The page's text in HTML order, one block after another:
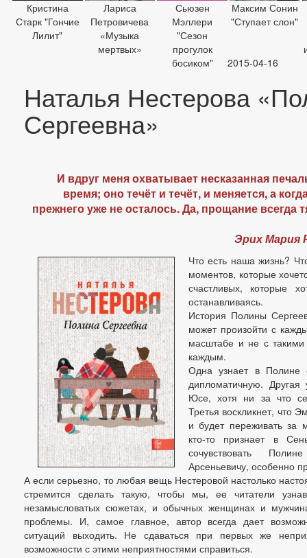
Кристина
Старк "Гончие
Лилит"
Лариса
Петровичева
«Музыка
мертвых»
Сьюзен
Мэллери
"Сезон
прогулок
босиком"
Максим Сонин
"Ступает слон"
2015-04-16
Наталья Нестерова
Сергеевна»
И вдруг меня охватывает несказанная
время; оно течёт и течёт, и меняется, а
прежнего уже не осталось. Да, прощание всегда
Эрих Мария
Что есть наша жизнь?
моментов, которые
счастливых, которые
останавливаясь.
История Полины
может произойти с
масштабе и не с
каждым.
Одна узнает в Полине
дипломатичную. Другая
Юсе, хотя ни за что
Третья воскликнет, что
и будет переживать за
кто-то признает в
сочувствовать
Арсеньевичу, особенно
А если серьезно, то любая вещь Нестеровой настолько
стремится сделать такую, чтобы мы, ее читатели
незамысловатых сюжетах, и обычных женщинах и
проблемы. И, самое главное, автор всегда дает
ситуаций выходить. Не сдаваться при первых же
возможности с этими неприятностями справиться.